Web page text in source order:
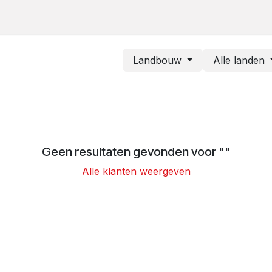
Landbouw Alle landen
Geen resultaten gevonden voor ""
Alle klanten weergeven